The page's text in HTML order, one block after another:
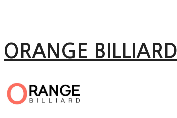
ORANGE BILLIARD